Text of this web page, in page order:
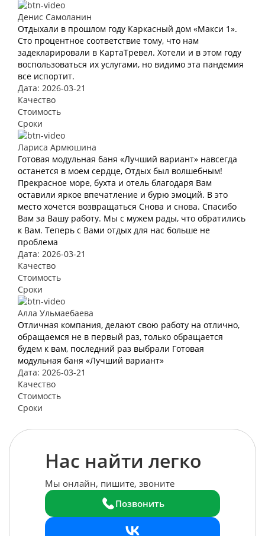
Денис Самоланин
Отдыхали в прошлом году Каркасный дом «Макси 1».
Сто процентное соответствие тому, что нам
задекларировали в КартаТревел. Хотели и в этом году
воспользоваться их услугами, но видимо эта пандемия
все испортит.
Дата: 2026-03-21
Качество
Стоимость
Сроки
Лариса Армюшина
Готовая модульная баня «Лучший вариант» навсегда
останется в моем сердце, Отдых был волшебным!
Прекрасное море, бухта и отель благодаря Вам
оставили яркое впечатление и бурю эмоций. В это
место хочется возвращаться Снова и снова. Спасибо
Вам за Вашу работу. Мы с мужем рады, что обратились
к Вам. Теперь с Вами отдых для нас больше не
проблема
Дата: 2026-03-21
Качество
Стоимость
Сроки
Алла Ульмаебаева
Отличная компания, делают свою работу на отлично,
обращаемся не в первый раз, только обращается
будем к вам, последний раз выбрали Готовая
модульная баня «Лучший вариант»
Дата: 2026-03-21
Качество
Стоимость
Сроки
Нас найти легко
Мы онлайн, пишите, звоните
Позвонить